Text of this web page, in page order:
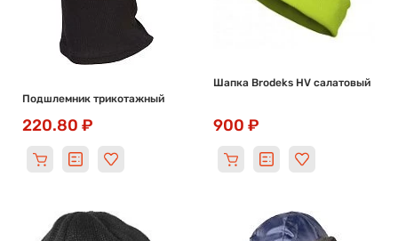
Подшлемник трикотажный
220.80 ₽
Шапка Brodeks HV салатовый
900 ₽